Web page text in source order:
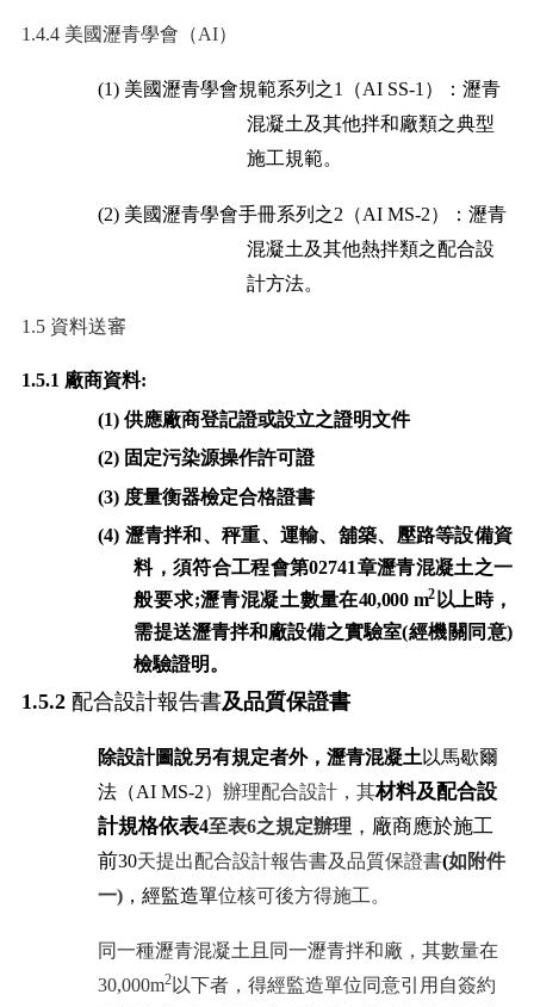
1.4.4 美國瀝青學會（AI）
(1) 美國瀝青學會規範系列之1 （AI SS-1 ）：瀝青
混凝土及其他拌和廠類之典型
施工規範。
(2) 美國瀝青學會手冊系列之2 （AI MS-2）：瀝青
混凝土及其他熱拌類之配合設
計方法。
1.5 資料送審
1.5.1 廠商資料:
(1)供應廠商登記證或設立之證明文件
(2) 固定污染源操作許可證
(3) 度量衡器檢定合格證書
(4) 瀝青拌和、秤重、運輸、舖築、壓路等設備資
料，須符合工程會第02741章瀝青混凝土之一
般要求;瀝青混凝土數量在40,000 m2以上時，
需提送瀝青拌和廠設備之實驗室(經機關同意)
檢驗證明。
1.5.2 配合設計報告書及品質保證書
除設計圖說另有規定者外，瀝青混凝土 以馬歇爾
法（AI MS-2）辦理配合設計，其材料及配合設
計規格依表4至表6之規定辦理 ，廠商應於施工
前30天提出配合設計報告書及品質保證書(如附件
一) ，經監造單位核可後方得施工。
同一種瀝青混凝土且同一瀝青拌和廠，其數量在
30,000m2 以下者，得經監造單位同意引用自簽約